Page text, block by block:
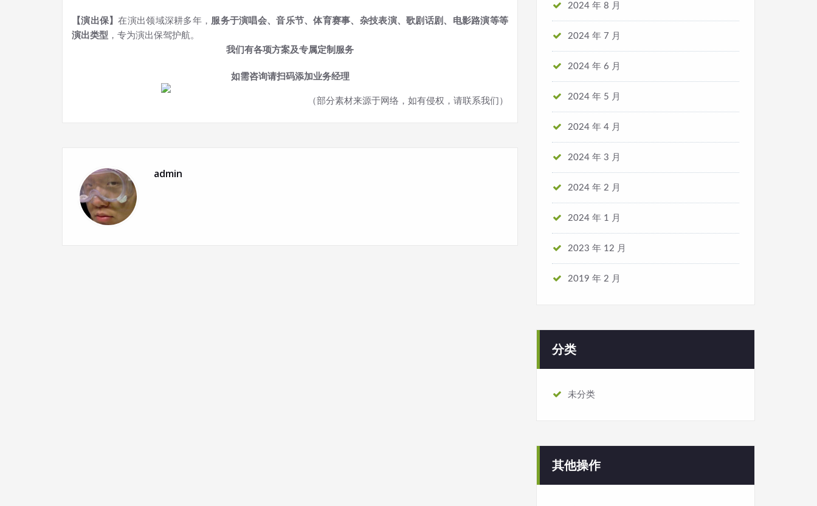
【演出保】在演出领域深耕多年， 服务于演唱会、音乐节、体育赛事、杂技表演、歌剧话剧、电影路演等等
演出类型 ，专为演出保驾护航。
我们有各项方案及专属定制服务
如需咨询请扫码添加业务经理
（部分素材来源于网络，如有侵权，请联系我们）
admin
2024 年 8 月
2024 年 7 月
2024 年 6 月
2024 年 5 月
2024 年 4 月
2024 年 3 月
2024 年 2 月
2024 年 1 月
2023 年 12 月
2019 年 2 月
分类
未分类
其他操作